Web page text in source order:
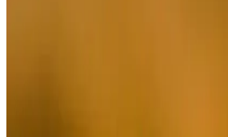
Erkekler için siyah pantolon seçenekleri,
ipuçlarıyla stilinizi güçlendiren, uygun